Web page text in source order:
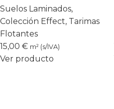
Suelos Laminados,
Colección Effect, Tarimas
Flotantes
15,00 € m² (s/IVA)
Ver producto